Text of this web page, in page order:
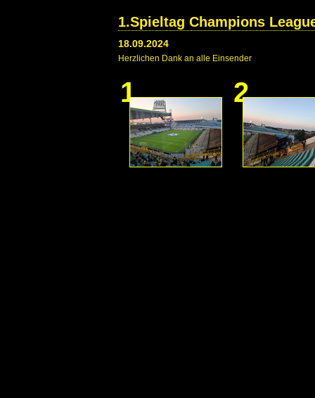
1.Spieltag Champions
18.09.2024
Herzlichen Dank an alle Einsender
1 2